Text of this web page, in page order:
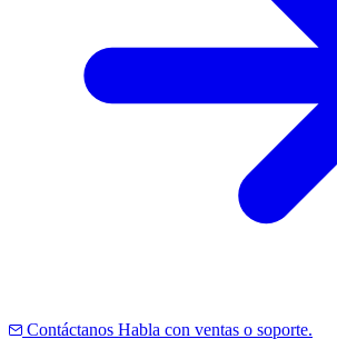
Contáctanos Habla con ventas o soporte.